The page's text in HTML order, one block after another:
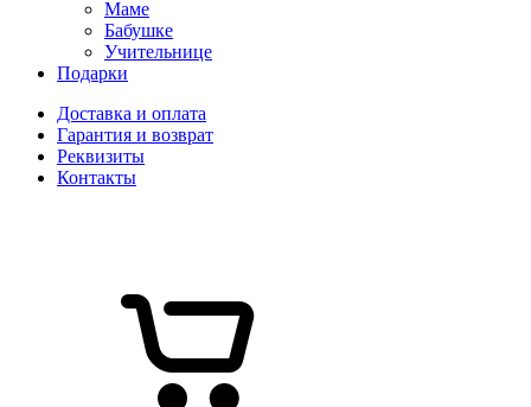
Маме
Бабушке
Учительнице
Подарки
Доставка и оплата
Гарантия и возврат
Реквизиты
Контакты